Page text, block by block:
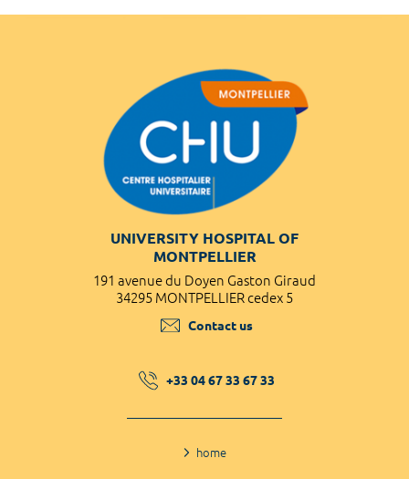
UNIVERSITY HOSPITAL OF
MONTPELLIER
191 avenue du Doyen Gaston Giraud
34295 MONTPELLIER cedex 5
Contact us
+33 04 67 33 67 33
home